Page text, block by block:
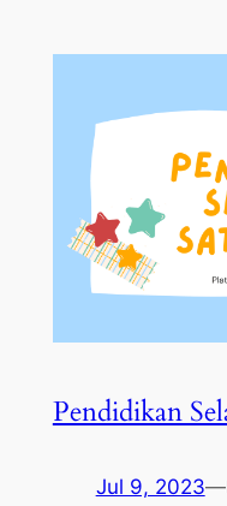
Pendidikan
Jul 9, 2023—